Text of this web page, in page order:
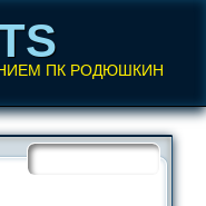
ПК РОДЮШКИН